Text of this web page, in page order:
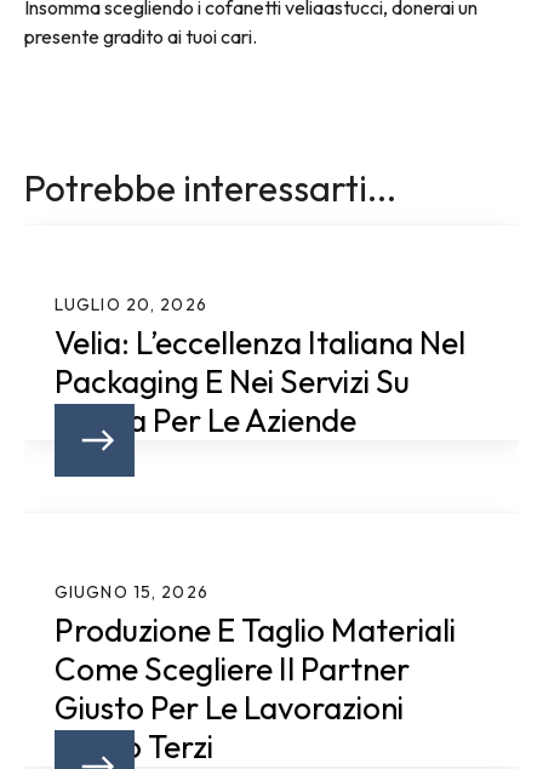
Insomma scegliendo i cofanetti veliaastucci, donerai un
presente gradito ai tuoi cari.
Potrebbe interessarti...
LUGLIO 20, 2026
Velia: L’eccellenza Italiana Nel
Packaging E Nei Servizi Su
Misura Per Le Aziende
GIUGNO 15, 2026
Produzione E Taglio Materiali
Come Scegliere Il Partner
Giusto Per Le Lavorazioni
Conto Terzi